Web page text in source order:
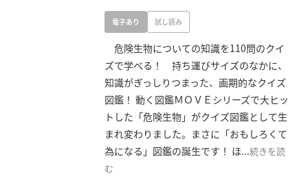
電子あり 試し読み
危険生物についての知識を110問のクイ
ズで学べる！ 持ち運びサイズのなかに、
知識がぎっしりつまった、画期的なクイズ
図鑑！ 動く図鑑ＭＯＶＥシリーズで大ヒッ
トした「危険生物」がクイズ図鑑として生
まれ変わりました。まさに「おもしろくて
為になる」図鑑の誕生です！ ほ...続きを読
む